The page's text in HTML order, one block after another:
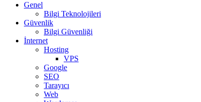
Genel
Bilgi Teknolojileri
Güvenlik
Bilgi Güvenliği
İnternet
Hosting
VPS
Google
SEO
Tarayıcı
Web